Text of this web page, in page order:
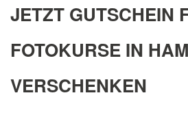
JETZT GUTSCHEIN
FOTOKURSE IN
VERSCHENKEN